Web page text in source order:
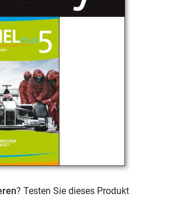
? Testen Sie dieses Produkt